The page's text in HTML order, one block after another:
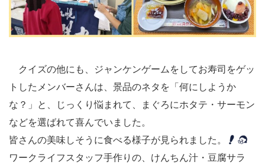
クイズの他にも、ジャンケンゲームをしてお寿司をゲッ
トしたメンバーさんは、景品のネタを「何にしようか
な？」と、じっくり悩まれて、まぐろにホタテ・サーモン
などを選ばれて喜んでいました。
皆さんの美味しそうに食べる様子が見られました。
ワークライフスタッフ手作りの、けんちん汁・豆腐サラ